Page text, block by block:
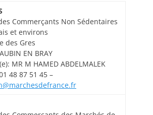
Commerçants Non Sédentaires
et environs
des Gres
EN BRAY
MR M HAMED ABDELMALEK
48 87 51 45 –